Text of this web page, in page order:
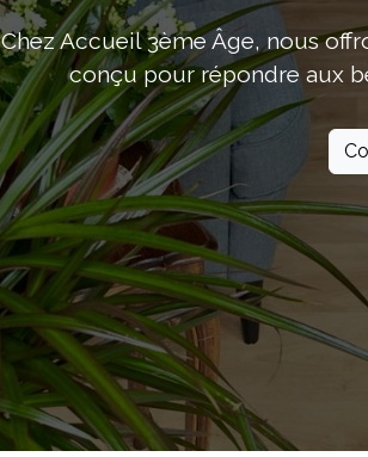
Chez Accueil 3ème Âge, nous
conçu pour répondre aux